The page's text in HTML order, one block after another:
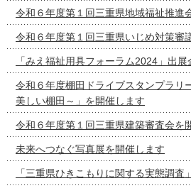
令和６年度第１回三重県地域福祉推進
令和６年度第１回三重県いじめ対策審
「みえ福祉用具フォーラム2024」出
令和６年度棚田ドライブスタンプラリ
美しい棚田～」を開催します
令和６年度第１回三重県建築審査会を
未来へつなぐ写真展を開催します
「三重県ひきこもりに関する実態調査